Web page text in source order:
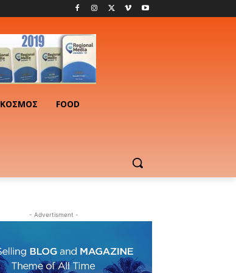
ΚΟΣΜΟΣ FOOD
- Advertisment -